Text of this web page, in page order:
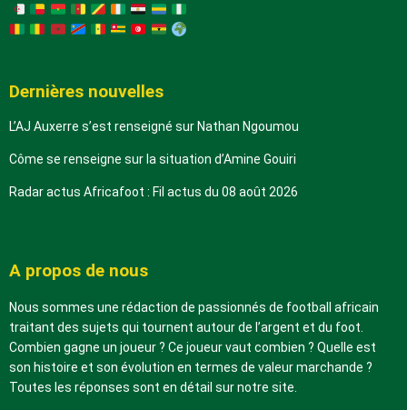
Dernières nouvelles
L’AJ Auxerre s’est renseigné sur Nathan Ngoumou
Côme se renseigne sur la situation d’Amine Gouiri
Radar actus Africafoot : Fil actus du 08 août 2026
A propos de nous
Nous sommes une rédaction de passionnés de football africain
traitant des sujets qui tournent autour de l’argent et du foot.
Combien gagne un joueur ? Ce joueur vaut combien ? Quelle est
son histoire et son évolution en termes de valeur marchande ?
Toutes les réponses sont en détail sur notre site.